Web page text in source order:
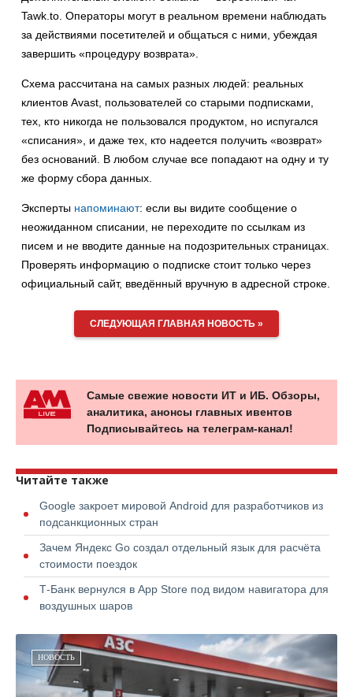
Tawk.to. Операторы могут в реальном времени наблюдать
за действиями посетителей и общаться с ними, убеждая
завершить «процедуру возврата».
Схема рассчитана на самых разных людей: реальных
клиентов Avast, пользователей со старыми подписками,
тех, кто никогда не пользовался продуктом, но испугался
«списания», и даже тех, кто надеется получить «возврат»
без оснований. В любом случае все попадают на одну и ту
же форму сбора данных.
Эксперты напоминают: если вы видите сообщение о
неожиданном списании, не переходите по ссылкам из
писем и не вводите данные на подозрительных страницах.
Проверять информацию о подписке стоит только через
официальный сайт, введённый вручную в адресной строке.
СЛЕДУЮЩАЯ ГЛАВНАЯ НОВОСТЬ »
Самые свежие новости ИТ и ИБ. Обзоры,
аналитика, анонсы главных ивентов
Подписывайтесь на телеграм-канал!
Читайте также
Google закроет мировой Android для разработчиков из
подсанкционных стран
Зачем Яндекс Go создал отдельный язык для расчёта
стоимости поездок
Т-Банк вернулся в App Store под видом навигатора для
воздушных шаров
НОВОСТЬ